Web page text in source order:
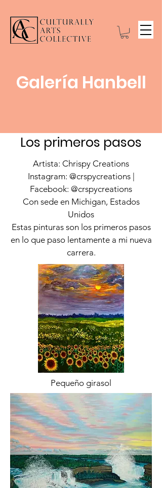
Galería Hanbell
Los primeros pasos
Artista: Chrispy Creations
Instagram: @crspycreations |
Facebook: @crspycreations
Con sede en Michigan, Estados
Unidos
Estas pinturas son los primeros pasos
en lo que paso lentamente a mi nueva
carrera.
Pequeño girasol